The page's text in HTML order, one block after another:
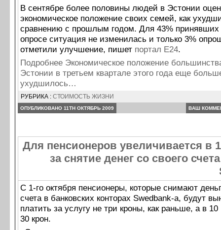
В сентябре более половины людей в Эстонии
экономическое положение своих семей, как
сравнению с прошлым годом. Для 43% принявших
опросе ситуация не изменилась и только 3%
отметили улучшение, пишет портал E24.
Подробнее Экономическое положение
Эстонии в третьем квартале этого года еще
ухудшилось…
РУБРИКА : СТОИМОСТЬ ЖИЗНИ
ОПУБЛИКОВАНО 11TH ОКТЯБРЬ 2009 ВАШ
Для пенсионеров увеличивается в
за снятие денег со своего
С 1-го октября пенсионеры, которые снимают
счета в банковских конторах Swedbank-а, будут
платить за услугу не три кроны, как раньше, а в
30 крон.